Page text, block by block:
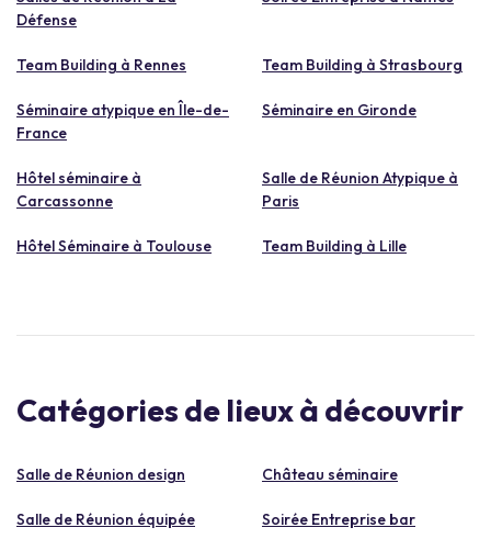
Défense
Team Building à Rennes Team Building à Strasbourg
Séminaire atypique en Île-de-
France
Séminaire en Gironde
Hôtel séminaire à
Carcassonne
Salle de Réunion Atypique à
Paris
Hôtel Séminaire à Toulouse Team Building à Lille
Catégories de lieux à découvrir
Salle de Réunion design Château séminaire
Salle de Réunion équipée Soirée Entreprise bar